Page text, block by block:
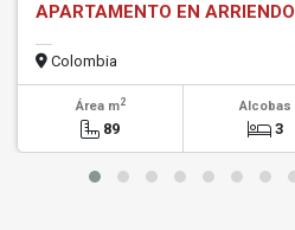
APARTAMENTO EN ARRIENDO
Colombia
Área m2
89
Alcobas
3